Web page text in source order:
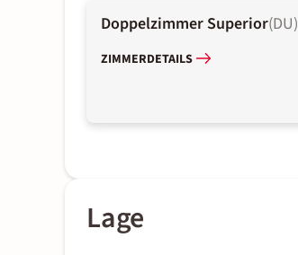
Doppelzimmer Superior(DU)
ZIMMERDETAILS
Lage